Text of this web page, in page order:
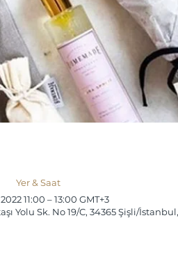
Yer & Saat
11:00 – 13:00 GMT+3
Yolu Sk. No 19/C, 34365 Şişli/